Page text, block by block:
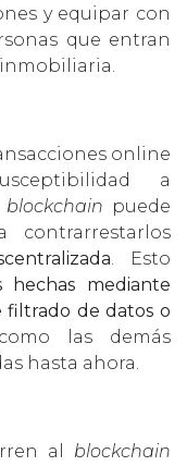
y equipar con
que entran
online
a
blockchain puede
contrarrestarlos
. Esto
hechas mediante
filtrado de datos o
las demás
hasta ahora.
al blockchain